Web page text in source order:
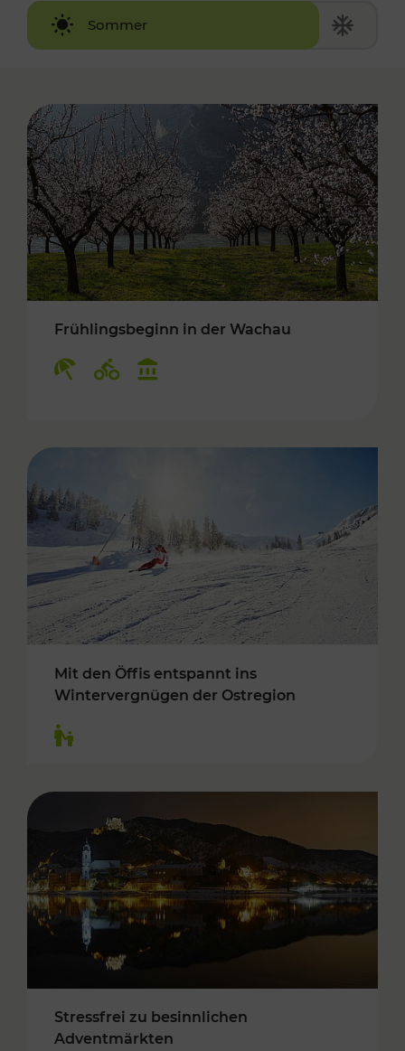
Sommer
Winter
Frühlingsbeginn in der Wachau
Mit den Öffis entspannt ins
Wintervergnügen der Ostregion
Stressfrei zu besinnlichen
Adventmärkten